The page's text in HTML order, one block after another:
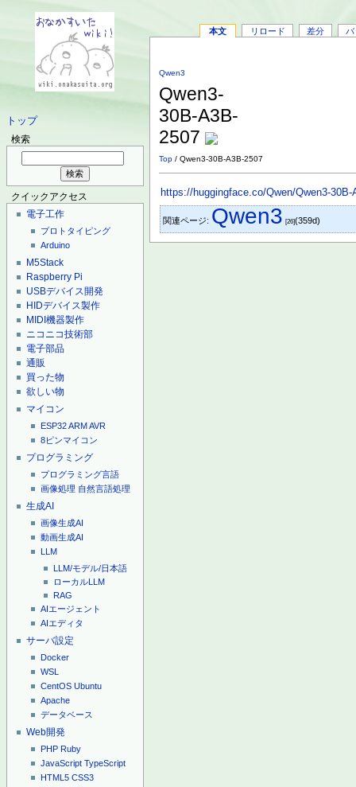
トップ
検索
クイックアクセス
電子工作
プロトタイピング
Arduino
M5Stack
Raspberry Pi
USBデバイス開発
HIDデバイス製作
MIDI機器製作
ニコニコ技術部
電子部品
通販
買った物
欲しい物
マイコン
ESP32ARMAVR
8ピンマイコン
プログラミング
プログラミング言語
画像処理 自然言語処理
生成AI
画像生成AI
動画生成AI
LLM
LLM/モデル/日本語
ローカルLLM
RAG
AIエージェント
AIエディタ
サーバ設定
Docker
WSL
CentOS Ubuntu
Apache
データベース
Web開発
PHP Ruby
JavaScript TypeScript
HTML5 CSS3
本文 リロード 差分 バ
Qwen3
Qwen3-
30B-A3B-
2507
Top / Qwen3-30B-A3B-2507
https://huggingface.co/Qwen/Qwen3-
関連ページ: Qwen3 [26](359d)